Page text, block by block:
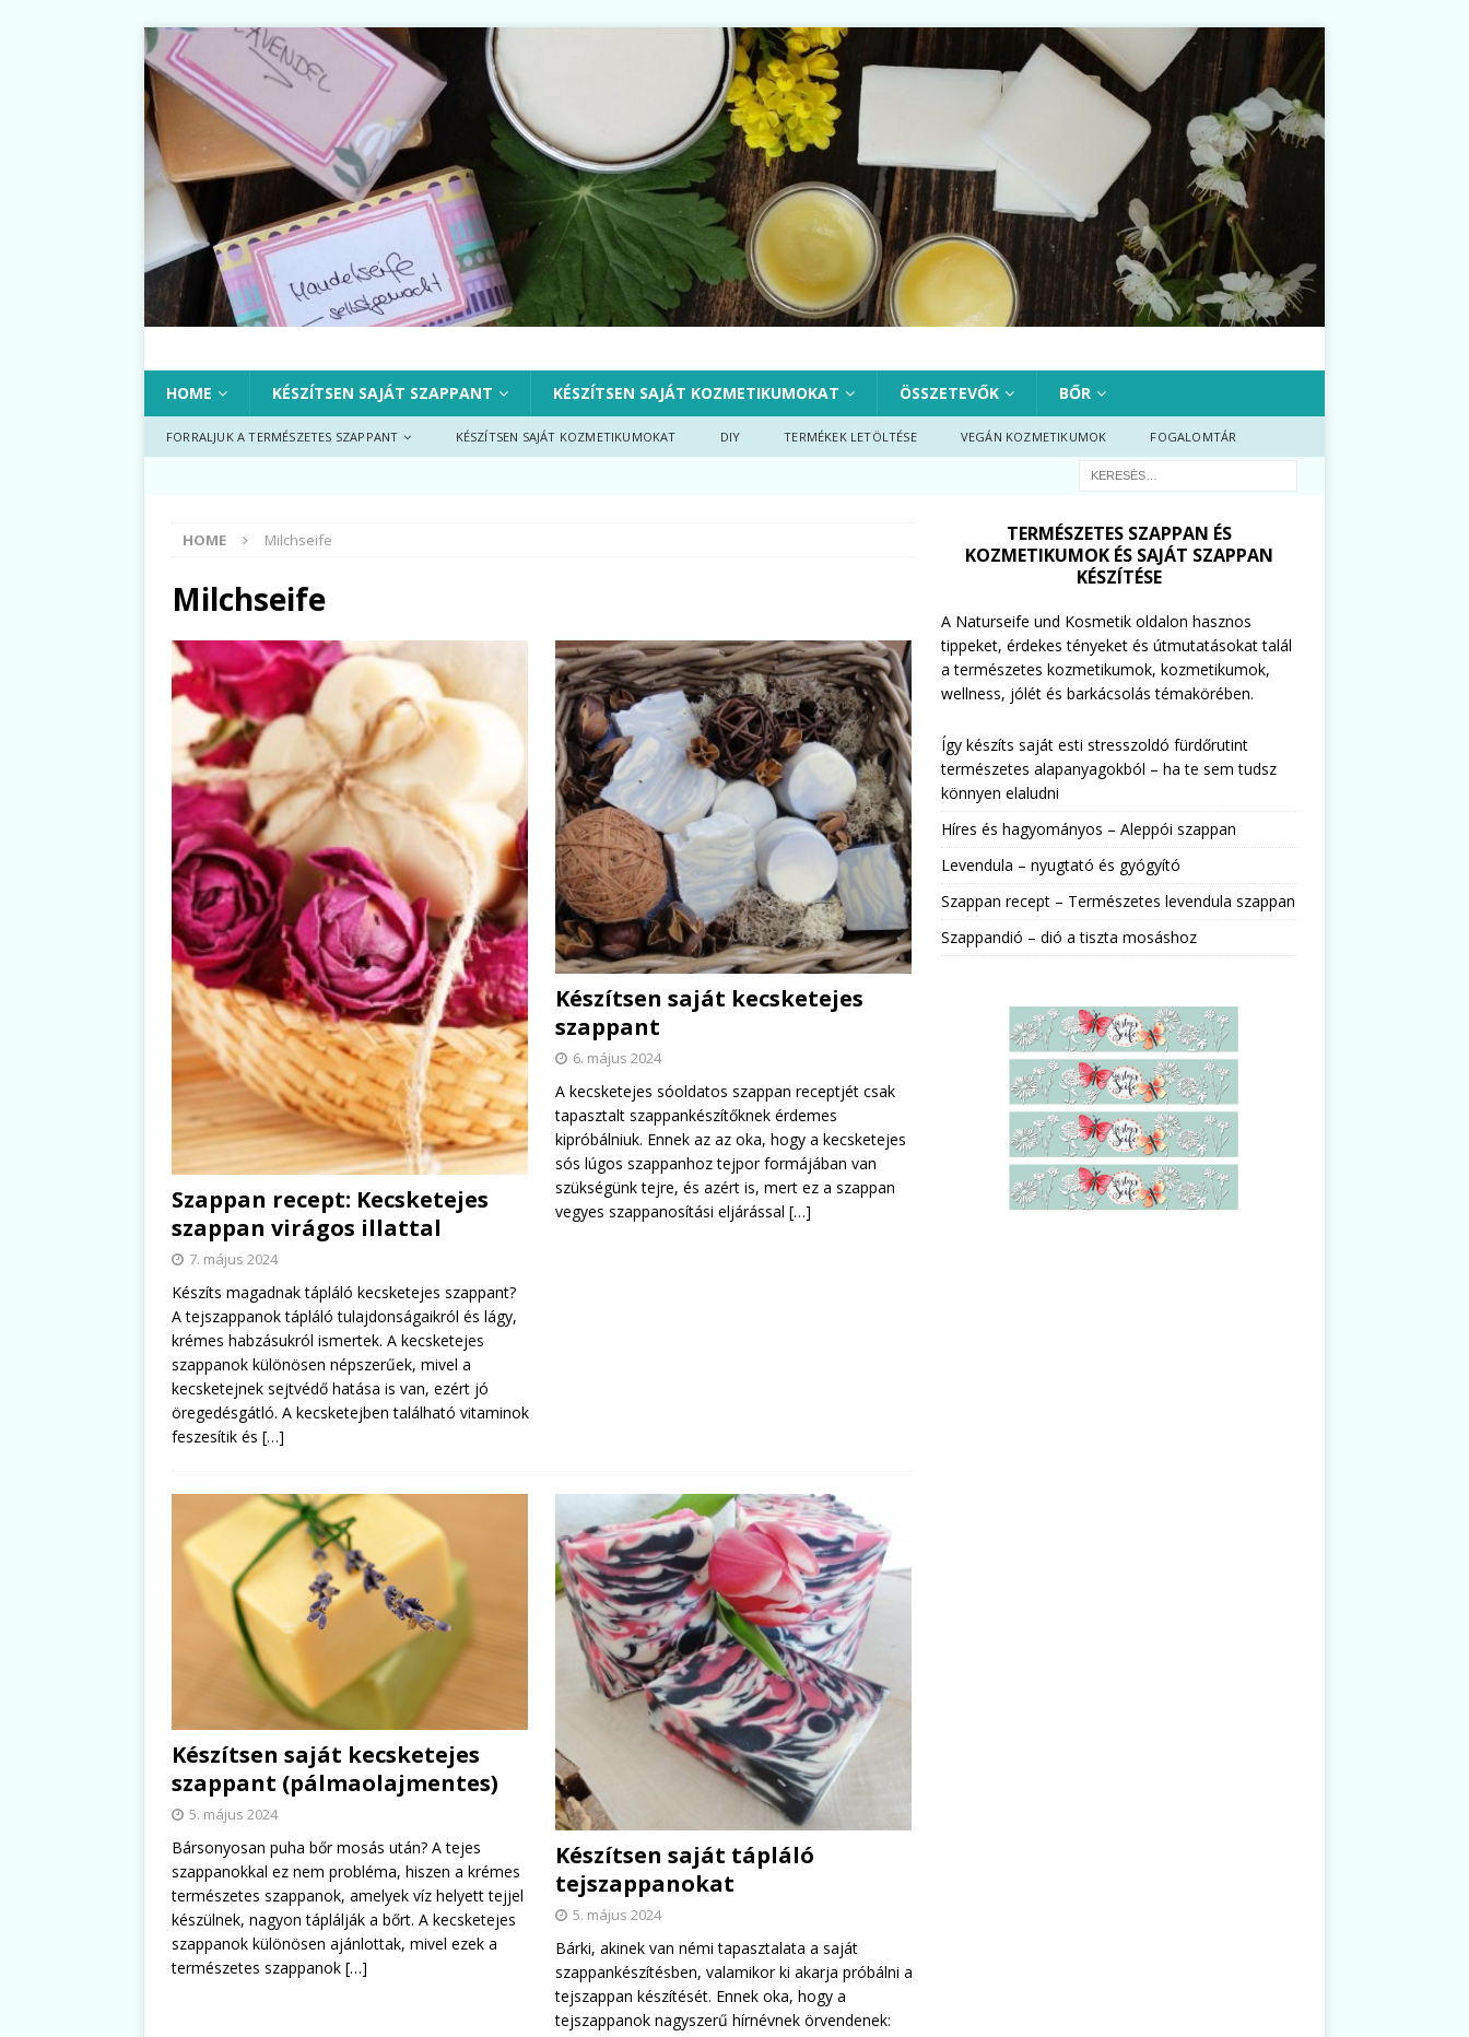
HOME KÉSZÍTSEN SAJÁT SZAPPANT KÉSZÍTSEN SAJÁT KOZMETIKUMOKAT ÖSSZETEVŐK BŐR
FORRALJUK A TERMÉSZETES SZAPPANT KÉSZÍTSEN SAJÁT KOZMETIKUMOKAT DIY TERMÉKEK LETÖLTÉSE VEGÁN KOZMETIKUMOK FOGALOMTÁR
HOME Milchseife
Milchseife
Szappan recept: Kecsketejes
szappan virágos illattal
7. május 2024
Készíts magadnak tápláló kecsketejes szappant?
A tejszappanok tápláló tulajdonságaikról és lágy,
krémes habzásukról ismertek. A kecsketejes
szappanok különösen népszerűek, mivel a
kecsketejnek sejtvédő hatása is van, ezért jó
öregedésgátló. A kecsketejben található vitaminok
feszesítik és […]
Készítsen saját kecsketejes
szappant
6. május 2024
A kecsketejes sóoldatos szappan receptjét csak
tapasztalt szappankészítőknek érdemes
kipróbálniuk. Ennek az az oka, hogy a kecsketejes
sós lúgos szappanhoz tejpor formájában van
szükségünk tejre, és azért is, mert ez a szappan
vegyes szappanosítási eljárással […]
Készítsen saját kecsketejes
szappant (pálmaolajmentes)
5. május 2024
Bársonyosan puha bőr mosás után? A tejes
szappanokkal ez nem probléma, hiszen a krémes
természetes szappanok, amelyek víz helyett tejjel
készülnek, nagyon táplálják a bőrt. A kecsketejes
szappanok különösen ajánlottak, mivel ezek a
természetes szappanok […]
Készítsen saját tápláló
tejszappanokat
5. május 2024
Bárki, akinek van némi tapasztalata a saját
szappankészítésben, valamikor ki akarja próbálni a
tejszappan készítését. Ennek oka, hogy a
tejszappanok nagyszerű hírnévnek örvendenek:
TERMÉSZETES SZAPPAN ÉS
KOZMETIKUMOK ÉS SAJÁT SZAPPAN
KÉSZÍTÉSE
A Naturseife und Kosmetik oldalon hasznos
tippeket, érdekes tényeket és útmutatásokat talál
a természetes kozmetikumok, kozmetikumok,
wellness, jólét és barkácsolás témakörében.
Így készíts saját esti stresszoldó fürdőrutint
természetes alapanyagokból – ha te sem tudsz
könnyen elaludni
Híres és hagyományos – Aleppói szappan
Levendula – nyugtató és gyógyító
Szappan recept – Természetes levendula szappan
Szappandió – dió a tiszta mosáshoz